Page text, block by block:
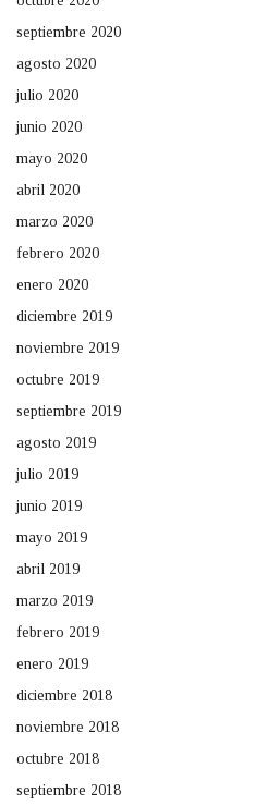
septiembre 2020
agosto 2020
julio 2020
junio 2020
mayo 2020
abril 2020
marzo 2020
febrero 2020
enero 2020
diciembre 2019
noviembre 2019
octubre 2019
septiembre 2019
agosto 2019
julio 2019
junio 2019
mayo 2019
abril 2019
marzo 2019
febrero 2019
enero 2019
diciembre 2018
noviembre 2018
octubre 2018
septiembre 2018